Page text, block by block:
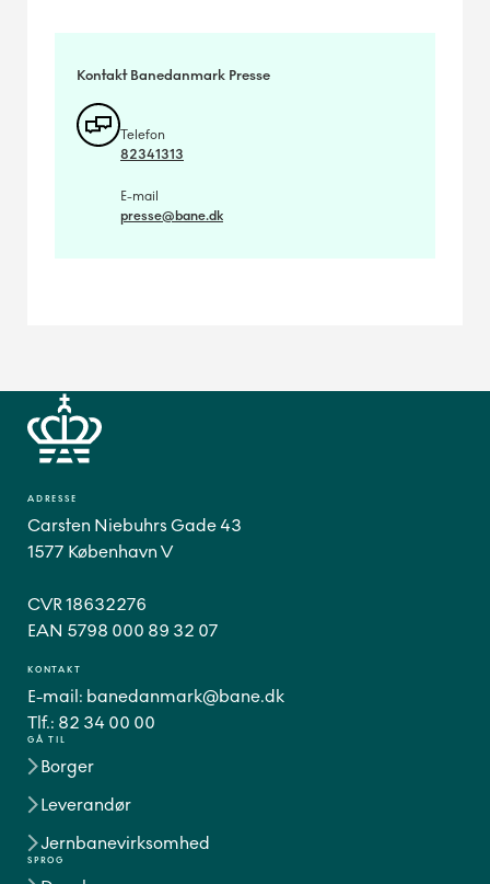
Kontakt Banedanmark Presse
Telefon
82341313
E-mail
presse@bane.dk
GÅ TIL
Borger
Leverandør
Jernbanevirksomhed
SPROG
ADRESSE
Carsten Niebuhrs Gade 43
1577 København V
CVR 18632276
EAN 5798 000 89 32 07
KONTAKT
E-mail: banedanmark@bane.dk
Tlf.: 82 34 00 00